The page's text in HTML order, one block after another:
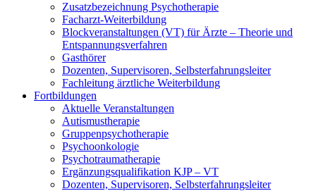
Zusatzbezeichnung Psychotherapie
Facharzt-Weiterbildung
Blockveranstaltungen (VT) für Ärzte – Theorie und
Entspannungsverfahren
Gasthörer
Dozenten, Supervisoren, Selbsterfahrungsleiter
Fachleitung ärztliche Weiterbildung
Fortbildungen
Aktuelle Veranstaltungen
Autismustherapie
Gruppenpsychotherapie
Psychoonkologie
Psychotraumatherapie
Ergänzungsqualifikation KJP – VT
Dozenten, Supervisoren, Selbsterfahrungsleiter